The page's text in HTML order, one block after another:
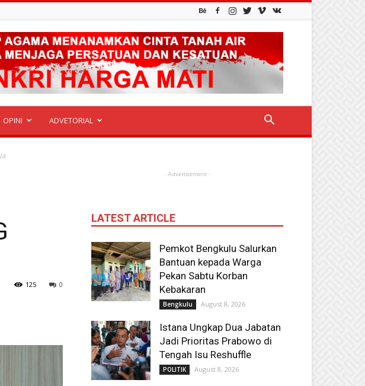
OPINI ADVETORIAL
0
125
- Advertisement -
LATEST ARTICLE
Pemkot Bengkulu Salurkan
Bantuan kepada Warga
Pekan Sabtu Korban
Kebakaran
Bengkulu August 8, 2026
Istana Ungkap Dua Jabatan
Jadi Prioritas Prabowo di
Tengah Isu Reshuffle
POLITIK August 8, 2026